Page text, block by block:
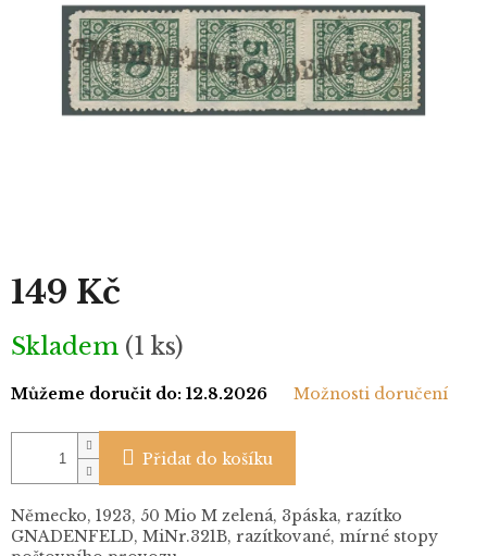
149 Kč
Měrná
cena:
Skladem (1 ks)
Můžeme doručit do: 12.8.2026 Možnosti doručení
Přidat do košíku
Německo, 1923, 50 Mio M zelená, 3páska, razítko
GNADENFELD, MiNr.321B, razítkované, mírné stopy